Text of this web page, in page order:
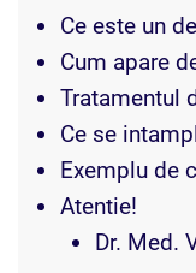
Ce este un
Cum apare
Tratamentul
Ce se
Exemplu de
Atentie!
Dr. Med.